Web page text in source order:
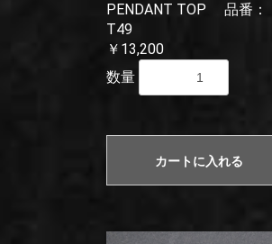
PENDANT TOP 品番：
T49
￥13,200
数量
カートに入れる